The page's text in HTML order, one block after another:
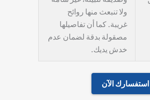
ولا تنبعث منها روائح
غريبة. كما أن تفاصيلها
مصقولة بدقة لضمان عدم
خدش يديك.
الآن